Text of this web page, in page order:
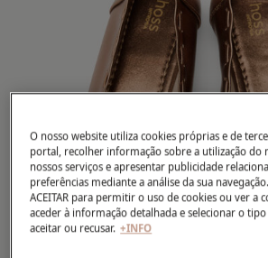
O nosso website utiliza cookies próprias e de
portal, recolher informação sobre a utilização do
nossos serviços e apresentar publicidade
preferências mediante a análise da sua
ACEITAR para permitir o uso de cookies ou ver a
aceder à informação detalhada e selecionar o
aceitar ou recusar. +INFO